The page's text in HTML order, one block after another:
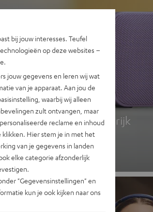
MOTIV® GO 2
Portable, krachtig, kleurrijk
Nu ontdekken
bij jouw interesses. Teufel
op deze websites –
jouw gegevens en leren wij wat
van je apparaat. Aan jou de
waarbij wij alleen
zult ontvangen, maar
reclame en inhoud
klikken. Hier stem je in met het
van je gegevens in landen
elke categorie afzonderlijk
"Gegevensinstellingen" en
kun je ook kijken naar ons